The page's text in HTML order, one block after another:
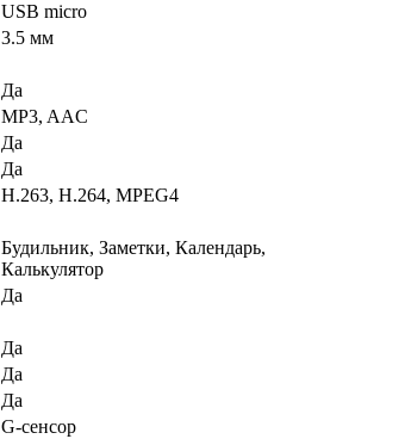
USB micro
3.5 мм
Да
MP3, AAC
Да
Да
H.263, H.264, MPEG4
Будильник, Заметки, Календарь,
Калькулятор
Да
Да
Да
Да
G-сенсор